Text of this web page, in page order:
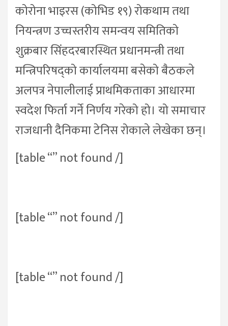
कोरोना भाइरस (कोभिड १९) रोकथाम तथा
नियन्त्रण उच्चस्तरीय समन्वय समितिको
शुक्रबार सिंहदरबारस्थित प्रधानमन्त्री तथा
मन्त्रिपरिषद्को कार्यालयमा बसेको बैठकले
अलपत्र नेपालीलाई प्राथमिकताका आधारमा
स्वदेश फिर्ता गर्ने निर्णय गरेको हो। यो समाचार
राजधानी दैनिकमा टेनिस रोकाले लेखेका छन्।
[table “” not found /]
[table “” not found /]
[table “” not found /]